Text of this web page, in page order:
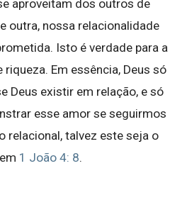
aproveitam dos outros de
outra, nossa relacionalidade
Isto é verdade para a
riqueza. Em essência, Deus só
Deus existir em relação, e só
esse amor se seguirmos
relacional, talvez este seja o
1 João 4: 8.